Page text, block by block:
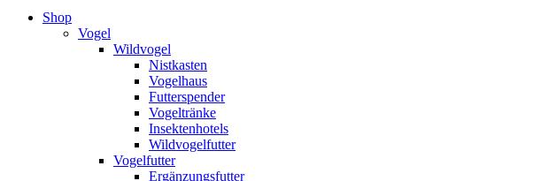
Shop
Vogel
Wildvogel
Nistkasten
Vogelhaus
Futterspender
Vogeltränke
Insektenhotels
Wildvogelfutter
Vogelfutter
Ergänzungsfutter